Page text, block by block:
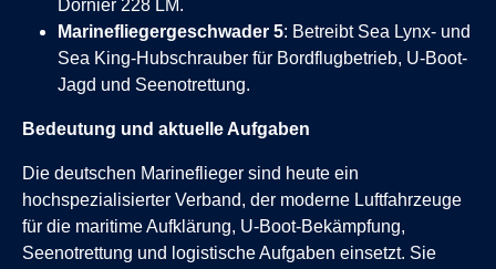
Dornier 228 LM.
Marinefliegergeschwader 5: Betreibt Sea Lynx- und
Sea King-Hubschrauber für Bordflugbetrieb, U-Boot-
Jagd und Seenotrettung.
Bedeutung und aktuelle Aufgaben
Die deutschen Marineflieger sind heute ein
hochspezialisierter Verband, der moderne Luftfahrzeuge
für die maritime Aufklärung, U-Boot-Bekämpfung,
Seenotrettung und logistische Aufgaben einsetzt. Sie